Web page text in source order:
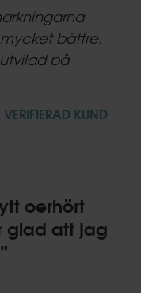
bättre.
på
VERIFIERAD KUND
oerhört
glad att jag